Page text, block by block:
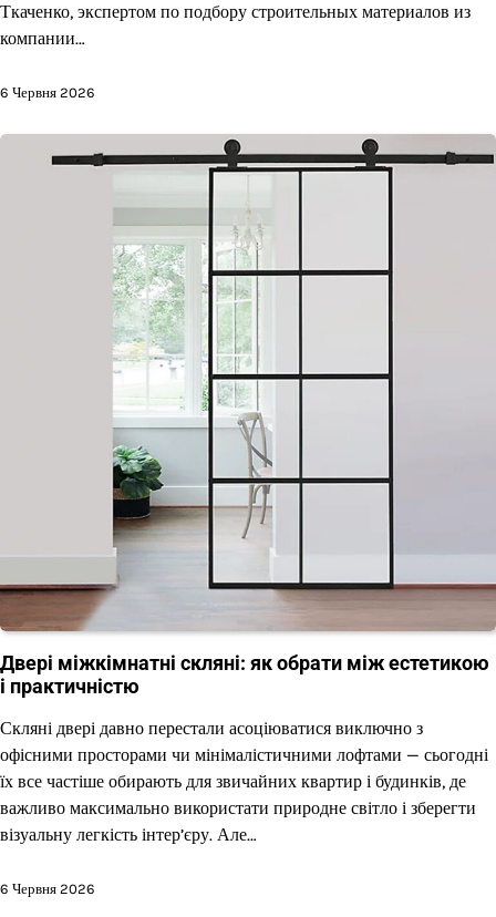
Ткаченко, экспертом по подбору строительных материалов из
компании…
6 Червня 2026
Двері міжкімнатні скляні: як обрати між естетикою
і практичністю
Скляні двері давно перестали асоціюватися виключно з
офісними просторами чи мінімалістичними лофтами — сьогодні
їх все частіше обирають для звичайних квартир і будинків, де
важливо максимально використати природне світло і зберегти
візуальну легкість інтер’єру. Але…
6 Червня 2026